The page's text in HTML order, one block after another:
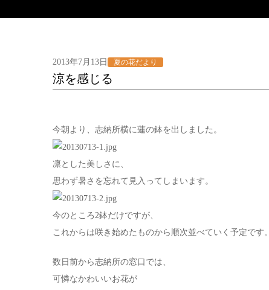
2013年7月13日 夏の花だより
涼を感じる
今朝より、志納所横に蓮の鉢を出しました。
凛とした美しさに、
思わず暑さを忘れて見入ってしまいます。
今のところ2鉢だけですが、
これからは咲き始めたものから順次並べていく予定です。
数日前から志納所の窓口では、
可憐なかわいいお花が